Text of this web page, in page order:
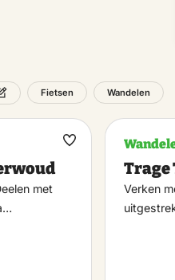
Fietsen Wandelen
met
Maak
Trage
Verken